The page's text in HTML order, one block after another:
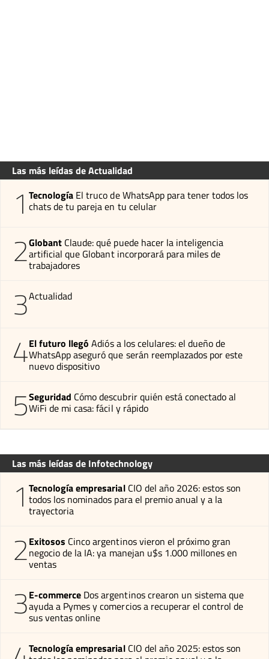
Las más leídas de Actualidad
1 Tecnología El truco de WhatsApp para tener todos los
chats de tu pareja en tu celular
2Globant Claude: qué puede hacer la inteligencia
artificial que Globant incorporará para miles de
trabajadores
3Actualidad
4El futuro llegó Adiós a los celulares: el dueño de
WhatsApp aseguró que serán reemplazados por este
nuevo dispositivo
5Seguridad Cómo descubrir quién está conectado al
WiFi de mi casa: fácil y rápido
Las más leídas de Infotechnology
1 Tecnología empresarial CIO del año 2026: estos son
todos los nominados para el premio anual y a la
trayectoria
2Exitosos Cinco argentinos vieron el próximo gran
negocio de la IA: ya manejan u$s 1.000 millones en
ventas
3E-commerce Dos argentinos crearon un sistema que
ayuda a Pymes y comercios a recuperar el control de
sus ventas online
Tecnología empresarial CIO del año 2025: estos son